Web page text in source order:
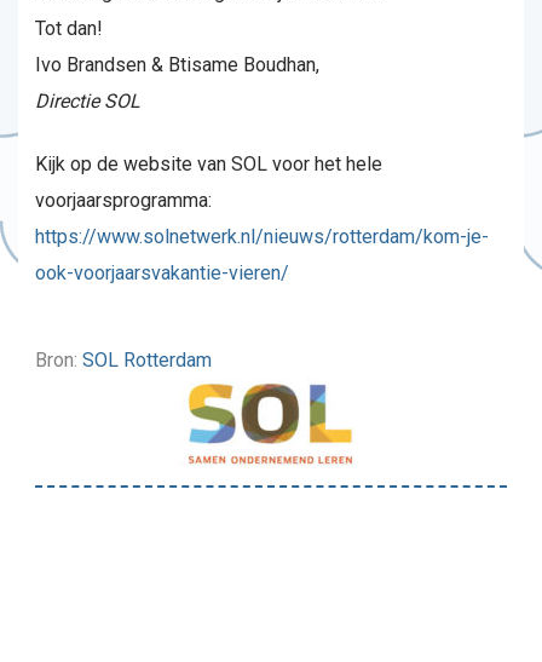
Tot dan!
Ivo Brandsen & Btisame Boudhan,
Directie SOL
Kijk op de website van SOL voor het hele
voorjaarsprogramma:
https://www.solnetwerk.nl/nieuws/rotterdam/kom-je-
ook-voorjaarsvakantie-vieren/
Bron: SOL Rotterdam